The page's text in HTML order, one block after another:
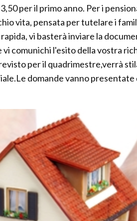
per il primo anno. Per i
vita, pensata per tutelare i
vi basterà inviare la
comunichi l'esito della vostra
per il quadrimestre,verrà
domande vanno presentate